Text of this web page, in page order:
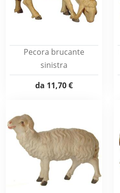
Pecora brucante
sinistra
da 11,70 €